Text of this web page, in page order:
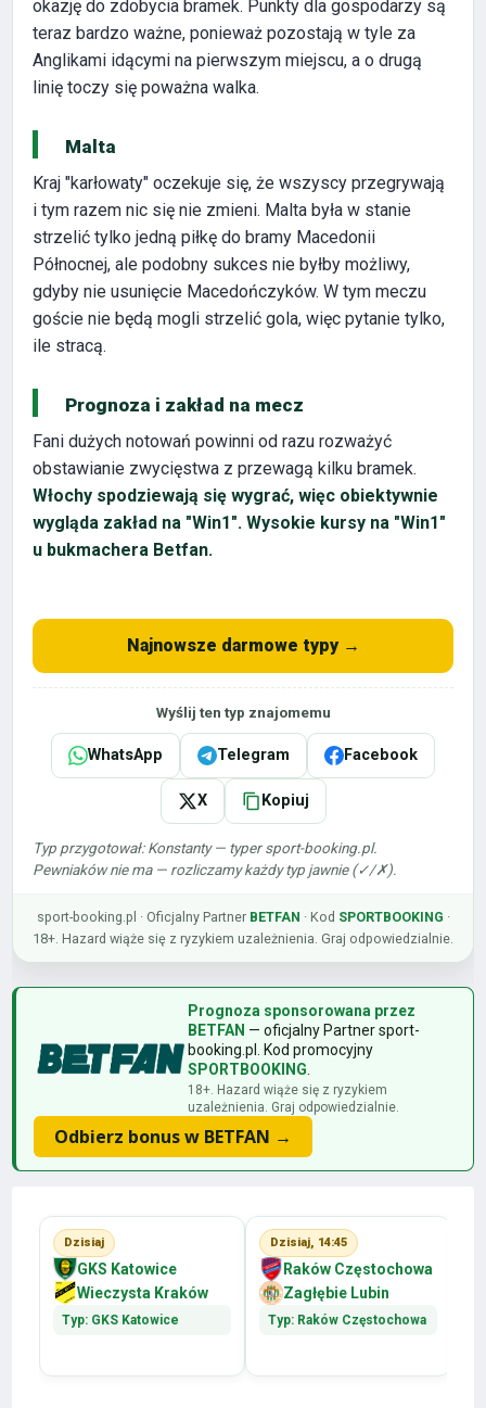
okazję do zdobycia bramek. Punkty dla gospodarzy są
teraz bardzo ważne, ponieważ pozostają w tyle za
Anglikami idącymi na pierwszym miejscu, a o drugą
linię toczy się poważna walka.
Malta
Kraj "karłowaty" oczekuje się, że wszyscy przegrywają
i tym razem nic się nie zmieni. Malta była w stanie
strzelić tylko jedną piłkę do bramy Macedonii
Północnej, ale podobny sukces nie byłby możliwy,
gdyby nie usunięcie Macedończyków. W tym meczu
goście nie będą mogli strzelić gola, więc pytanie tylko,
ile stracą.
Prognoza i zakład na mecz
Fani dużych notowań powinni od razu rozważyć
obstawianie zwycięstwa z przewagą kilku bramek.
Włochy spodziewają się wygrać, więc obiektywnie
wygląda zakład na "Win1". Wysokie kursy na "Win1"
u bukmachera Betfan.
Najnowsze darmowe typy →
Wyślij ten typ znajomemu
WhatsApp Telegram Facebook
X Kopiuj
Typ przygotował: Konstanty — typer sport-booking.pl.
Pewniaków nie ma — rozliczamy każdy typ jawnie (✓/✗).
sport-booking.pl · Oficjalny Partner BETFAN · Kod SPORTBOOKING ·
18+. Hazard wiąże się z ryzykiem uzależnienia. Graj odpowiedzialnie.
Prognoza sponsorowana przez
BETFAN — oficjalny Partner sport-
booking.pl. Kod promocyjny
SPORTBOOKING
18+. Hazard wiąże się z ryzykiem
uzależnienia. Graj odpowiedzialnie.
Odbierz bonus w BETFAN →
Dzisiaj
GKS Katowice
Wieczysta Kraków
Typ: GKS Katowice
Dzisiaj, 14:45
Raków Częstochowa
Zagłębie Lubin
Typ: Raków Częstochowa